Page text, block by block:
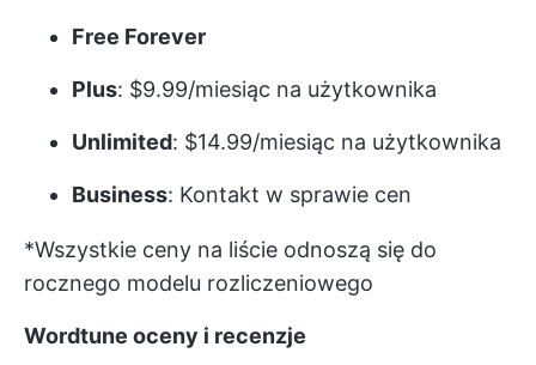
Free Forever
Plus: $9.99/miesiąc na użytkownika
Unlimited: $14.99/miesiąc na użytkownika
Business: Kontakt w sprawie cen
*Wszystkie ceny na liście odnoszą się do
rocznego modelu rozliczeniowego
Wordtune oceny i recenzje